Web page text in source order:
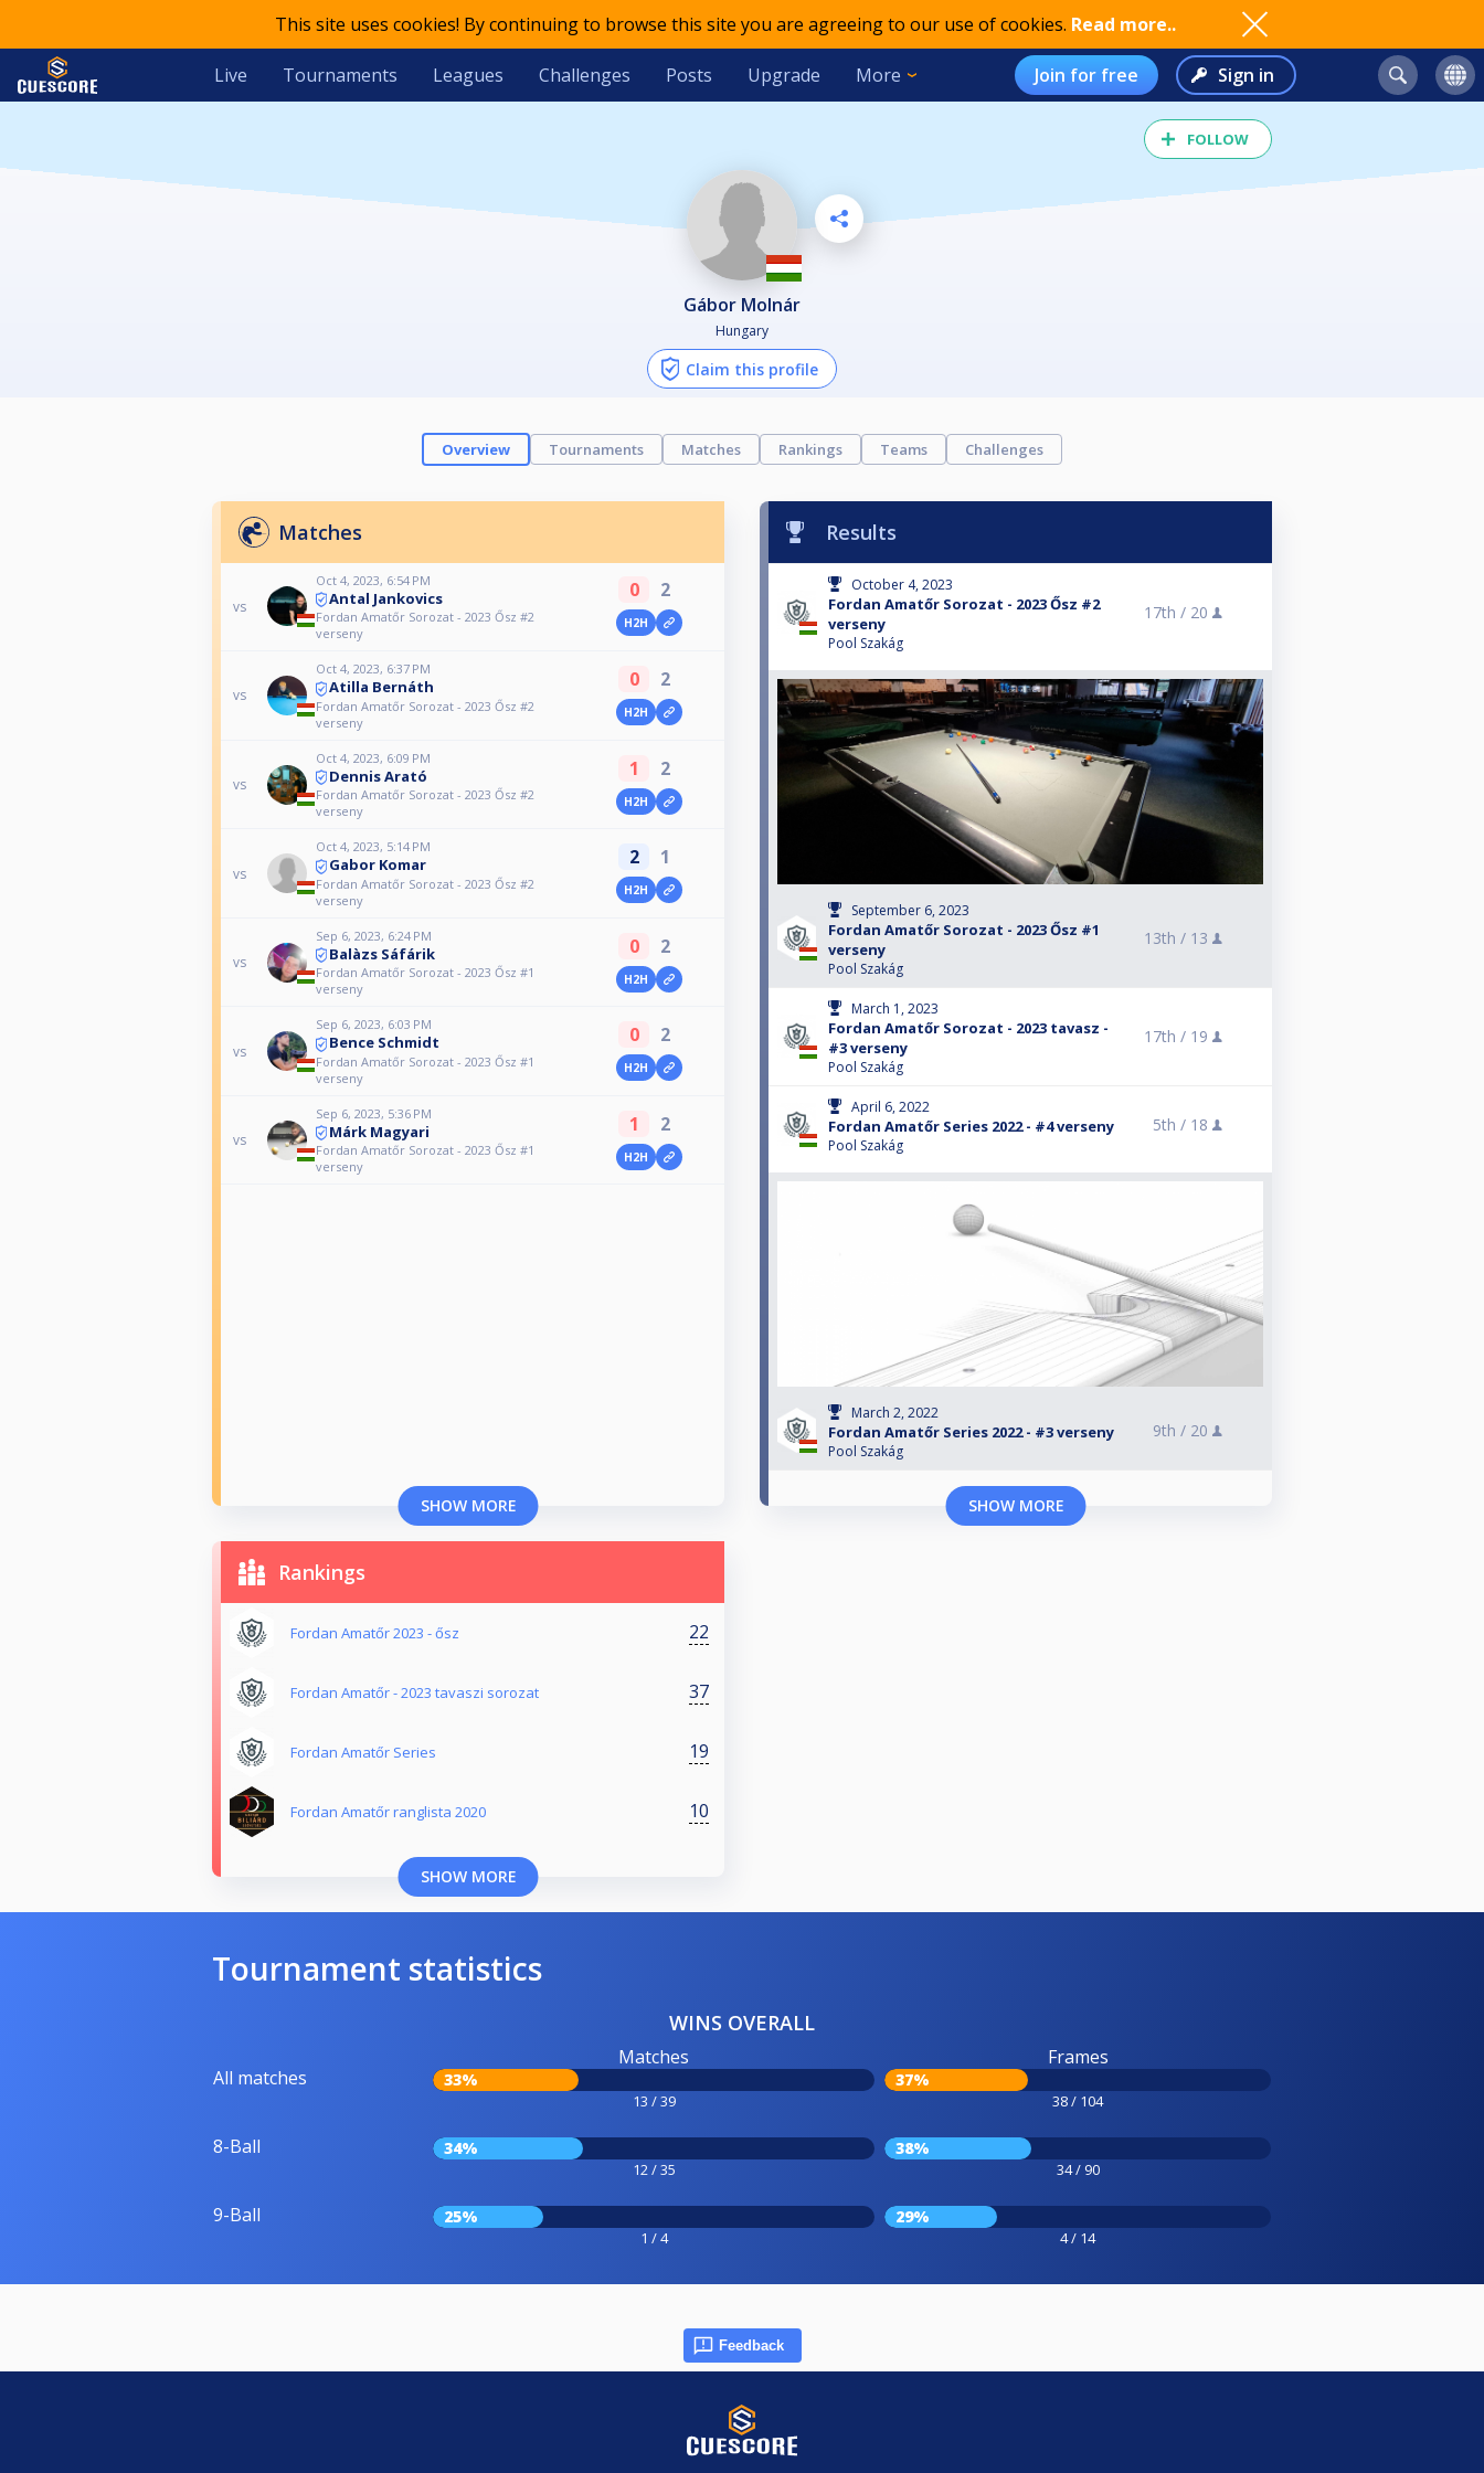
This site uses cookies! By continuing to browse this site you are agreeing to our use of cookies. Read more..
Live Tournaments Leagues Challenges Posts Upgrade More Join for free Sign in
FOLLOW
Gábor Molnár
Hungary
Claim this profile
Overview Tournaments Matches Rankings Teams Challenges
Matches
vs
Oct 4, 2023, 6:54 PM
Antal Jankovics
Fordan Amatőr Sorozat - 2023 Ősz #2
verseny
0 2
H2H
vs
Oct 4, 2023, 6:37 PM
Atilla Bernáth
Fordan Amatőr Sorozat - 2023 Ősz #2
verseny
0 2
H2H
vs
Oct 4, 2023, 6:09 PM
Dennis Arató
Fordan Amatőr Sorozat - 2023 Ősz #2
verseny
1 2
H2H
vs
Oct 4, 2023, 5:14 PM
Gabor Komar
Fordan Amatőr Sorozat - 2023 Ősz #2
verseny
2 1
H2H
vs
Sep 6, 2023, 6:24 PM
Balàzs Sáfárik
Fordan Amatőr Sorozat - 2023 Ősz #1
verseny
0 2
H2H
vs
Sep 6, 2023, 6:03 PM
Bence Schmidt
Fordan Amatőr Sorozat - 2023 Ősz #1
verseny
0 2
H2H
vs
Sep 6, 2023, 5:36 PM
Márk Magyari
Fordan Amatőr Sorozat - 2023 Ősz #1
verseny
1 2
H2H
SHOW MORE
Results
October 4, 2023
Fordan Amatőr Sorozat - 2023 Ősz #2
verseny
Pool Szakág
17th / 20
September 6, 2023
Fordan Amatőr Sorozat - 2023 Ősz #1
verseny
Pool Szakág
13th / 13
March 1, 2023
Fordan Amatőr Sorozat - 2023 tavasz -
#3 verseny
Pool Szakág
17th / 19
April 6, 2022
Fordan Amatőr Series 2022 - #4 verseny
Pool Szakág
5th / 18
March 2, 2022
Fordan Amatőr Series 2022 - #3 verseny
Pool Szakág
9th / 20
SHOW MORE
Rankings
Fordan Amatőr 2023 - ősz 22
Fordan Amatőr - 2023 tavaszi sorozat 37
Fordan Amatőr Series 19
Fordan Amatőr ranglista 2020 10
SHOW MORE
Tournament statistics
WINS OVERALL
All matches
Matches
33%
13 / 39
Frames
37%
38 / 104
8-Ball 34%
12 / 35
38%
34 / 90
9-Ball 25%
1 / 4
29%
4 / 14
Feedback